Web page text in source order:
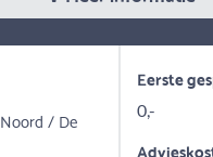
/ De
Eerste
0,-